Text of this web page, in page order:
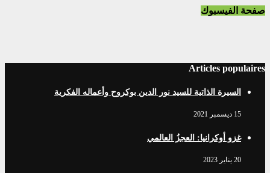
صفحة الفيسبوك
Articles populaires
السيرة الذاتية للسيد نور الدين بوكروح وأعماله الفكرية
15 ديسمبر 2021
غزو أوكرانيا: العجزُ العالمي
20 يناير 2023